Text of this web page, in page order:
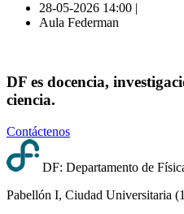
28-05-2026 14:00 |
Aula Federman
DF es docencia,
ciencia.
Contáctenos
DF: Departamento de
Pabellón I, Ciudad Universitaria